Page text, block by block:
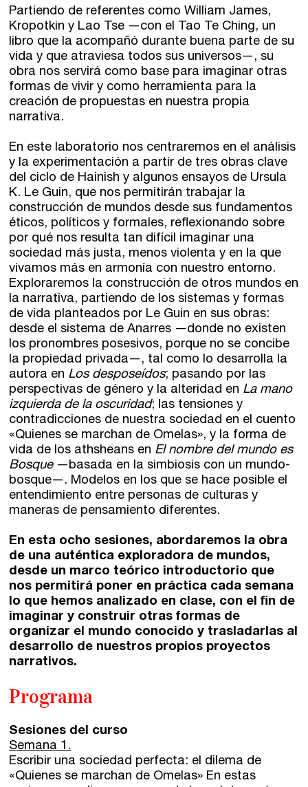
Alicante
Murcia
Málaga
Vitoria
Zaragoza
Santander
Gijón
Palma
Las Palmas
Intensivos de verano ≻
Recreativa 26
El taller de escritura creativa
Cursos
Curso integral de narrativa
Máster de creación poética
fuentetaja
Quiénes somos
Nuestra filosofía
Nuestro equipo
Coordinadores
Comunidad
Club de Escritura
Concursos
Editorial
Catálogo
Ebooks
Recursos
Asesoría y Corrección
Tutorías
Escríbenos
Guía Rápida
Partiendo de referentes como William James,
Kropotkin y Lao Tse —con el Tao Te Ching, un
libro que la acompañó durante buena parte de su
vida y que atraviesa todos sus universos—, su
obra nos servirá como base para imaginar otras
formas de vivir y como herramienta para la
creación de propuestas en nuestra propia
narrativa.
En este laboratorio nos centraremos en el análisis
y la experimentación a partir de tres obras clave
del ciclo de Hainish y algunos ensayos de Ursula
K. Le Guin, que nos permitirán trabajar la
construcción de mundos desde sus fundamentos
éticos, políticos y formales, reflexionando sobre
por qué nos resulta tan difícil imaginar una
sociedad más justa, menos violenta y en la que
vivamos más en armonía con nuestro entorno.
Exploraremos la construcción de otros mundos en
la narrativa, partiendo de los sistemas y formas
de vida planteados por Le Guin en sus obras:
desde el sistema de Anarres —donde no existen
los pronombres posesivos, porque no se concibe
la propiedad privada—, tal como lo desarrolla la
autora en Los desposeídos; pasando por las
perspectivas de género y la alteridad en La mano
izquierda de la oscuridad; las tensiones y
contradicciones de nuestra sociedad en el cuento
«Quienes se marchan de Omelas», y la forma de
vida de los athsheans en El nombre del mundo es
Bosque—basada en la simbiosis con un mundo-
bosque—. Modelos en los que se hace posible el
entendimiento entre personas de culturas y
maneras de pensamiento diferentes.
En esta ocho sesiones, abordaremos la obra
de una auténtica exploradora de mundos,
desde un marco teórico introductorio que
nos permitirá poner en práctica cada semana
lo que hemos analizado en clase, con el fin de
imaginar y construir otras formas de
organizar el mundo conocido y trasladarlas al
desarrollo de nuestros propios proyectos
narrativos.
Programa
Sesiones del curso
Semana 1.
Escribir una sociedad perfecta: el dilema de
«Quienes se marchan de Omelas» En estas